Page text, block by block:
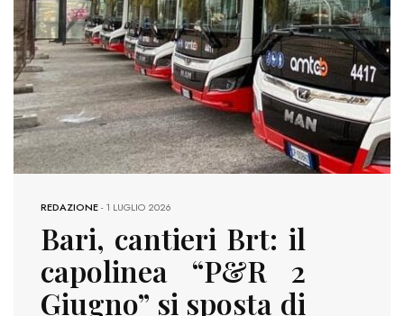
REDAZIONE-1 LUGLIO 2026
Bari, cantieri Brt: il
capolinea “P&R 2
Giugno” si sposta di